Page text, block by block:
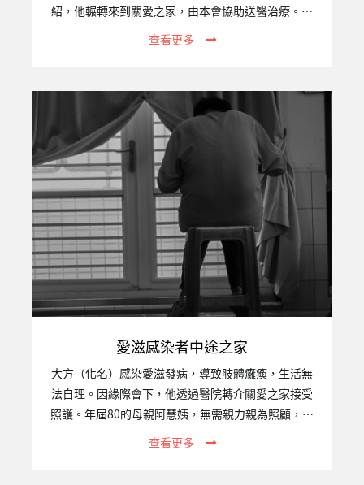
紹，他輾轉來到關愛之家，由本會協助送醫治療。歷
經近兩個月的治療，小牛生命跡象終於穩定了。出院
院至今，小牛展現了強烈的求生意志，每天努力長
大，慢慢不再仰賴氧氣機及抽痰機。一、專案關注的
議題統計至2020年12月底止，在台女性外籍移工（產
業與社福合計）已達382,028人。在台工作期間，她
們若不小心意外懷孕，常因害怕遭到遣返而逃跑，成
為無證移工。她們不敢去醫院產檢、也通常不會選擇
主動去醫院生產，…
查看更多
愛滋感染者中途之家
大方（化名）感染愛滋發病，導致肢體癱瘓，生活無
法自理。因緣際會下，他透過醫院轉介關愛之家接受
照護。年屆80的母親阿慧姨，無需親力親為照顧，確
實減輕許多身心負擔，也重獲開朗笑容。儘管經濟不
甚充裕，她依然堅持每月前往屏東中心探訪。途中阿
查看更多